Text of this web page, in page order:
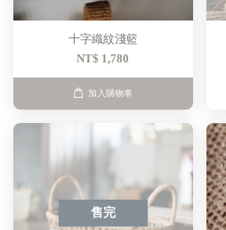
十字織紋淺籃
NT$ 1,780
加入購物車
售完